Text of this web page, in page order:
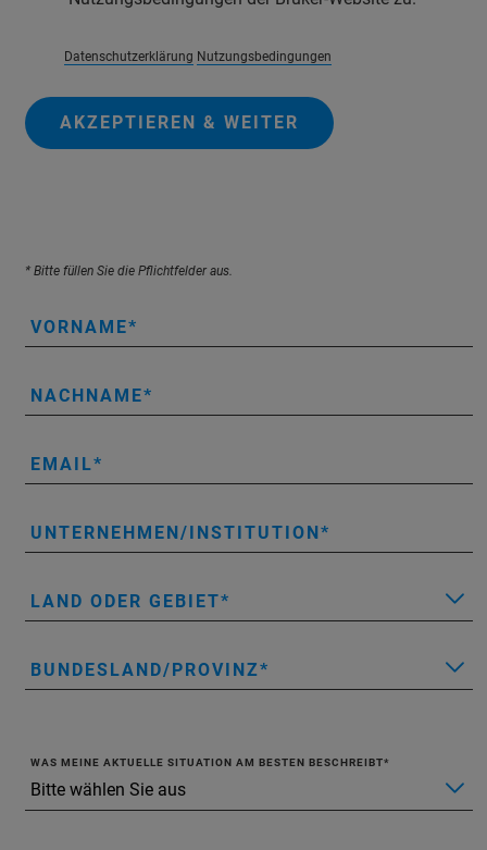
Datenschutzerklärung Nutzungsbedingungen
AKZEPTIEREN & WEITER
* Bitte füllen Sie die Pflichtfelder aus.
VORNAME
NACHNAME
EMAIL
UNTERNEHMEN/INSTITUTION
LAND ODER GEBIET
BUNDESLAND/PROVINZ
WAS MEINE AKTUELLE SITUATION AM BESTEN BESCHREIBT